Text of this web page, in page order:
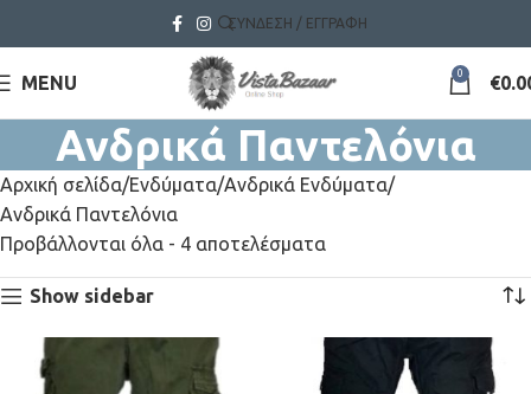
ΣΎΝΔΕΣΗ / ΕΓΓΡΑΦΉ
MENU 0 €
Ανδρικά Παντελόνια
Αρχική σελίδα Ενδύματα Ανδρικά Ενδύματα
Ανδρικά Παντελόνια
Προβάλλονται όλα - 4 αποτελέσματα
Show sidebar